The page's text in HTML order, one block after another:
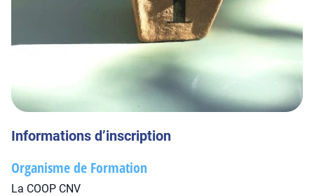
Informations d’inscription
Organisme de Formation
La COOP CNV